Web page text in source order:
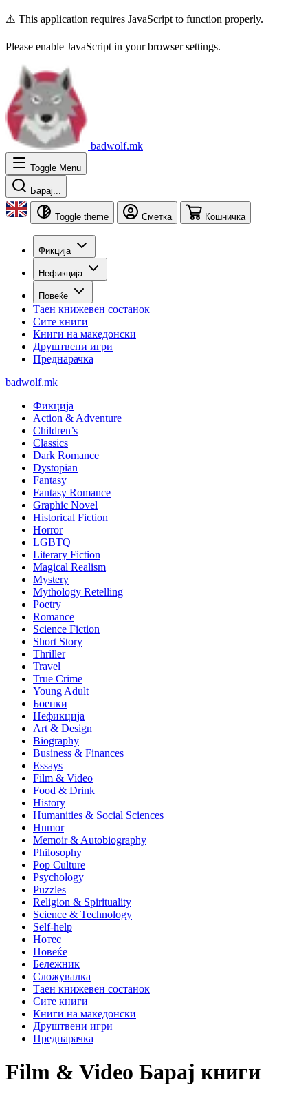
⚠️ This application requires JavaScript to function properly.
Please enable JavaScript in your browser settings.
badwolf.mk
Toggle Menu
Барај...
Toggle theme Сметка Кошничка
Фикција
Нефикција
Повеќе
Таен книжевен состанок
Сите книги
Книги на македонски
Друштвени игри
Преднарачка
badwolf.mk
Фикција
Action & Adventure
Children’s
Classics
Dark Romance
Dystopian
Fantasy
Fantasy Romance
Graphic Novel
Historical Fiction
Horror
LGBTQ+
Literary Fiction
Magical Realism
Mystery
Mythology Retelling
Poetry
Romance
Science Fiction
Short Story
Thriller
Travel
True Crime
Young Adult
Боенки
Нефикција
Art & Design
Biography
Business & Finances
Essays
Film & Video
Food & Drink
History
Humanities & Social Sciences
Humor
Memoir & Autobiography
Philosophy
Pop Culture
Psychology
Puzzles
Religion & Spirituality
Science & Technology
Self-help
Нотес
Повеќе
Бележник
Сложувалка
Таен книжевен состанок
Сите книги
Книги на македонски
Друштвени игри
Преднарачка
Film & Video Барај книги